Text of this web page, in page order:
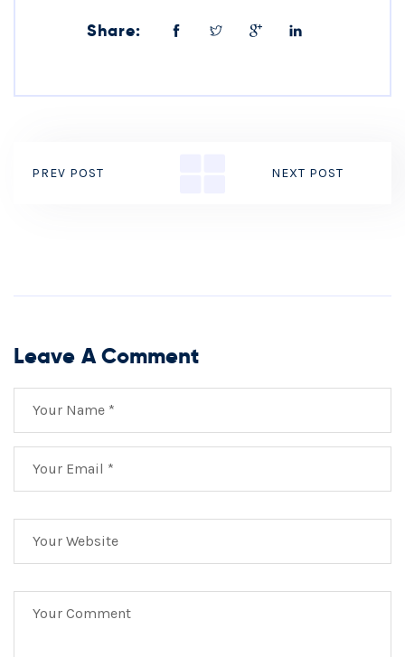
Share:
PREV POST NEXT POST
Leave A Comment